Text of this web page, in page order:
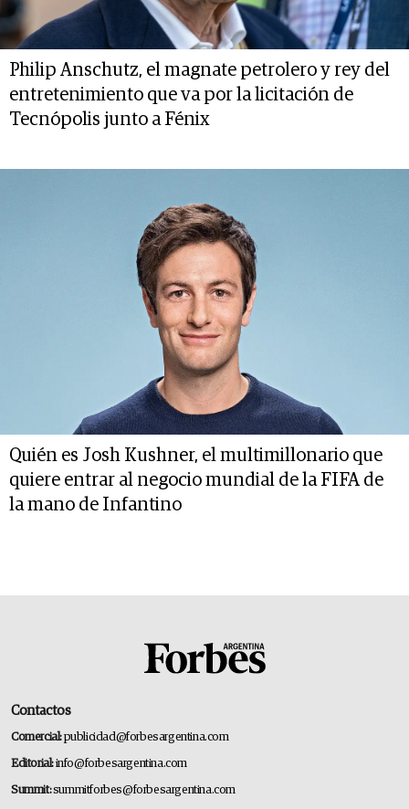
Philip Anschutz, el magnate petrolero y rey del
entretenimiento que va por la licitación de
Tecnópolis junto a Fénix
Quién es Josh Kushner, el multimillonario que
quiere entrar al negocio mundial de la FIFA de
la mano de Infantino
Contactos
Comercial:publicidad@forbesargentina.com
Editorial:info@forbesargentina.com
Summit:summitforbes@forbesargentina.com